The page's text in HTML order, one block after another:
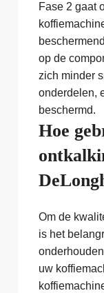
Fase 2 gaat
op de
zich minder
onderdelen,
beschermd.
Hoe
Om de
is het
uw